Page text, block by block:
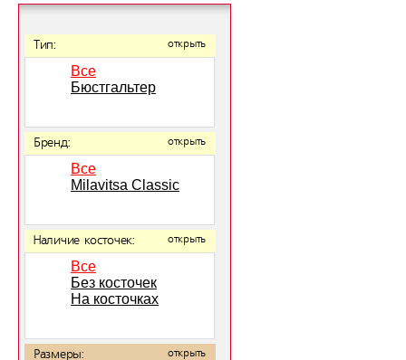
Тип: открыть
Все
Бюстгальтер
Бренд: открыть
Все
Milavitsa Classic
Наличие косточек: открыть
Все
Без косточек
На косточках
Размеры: открыть